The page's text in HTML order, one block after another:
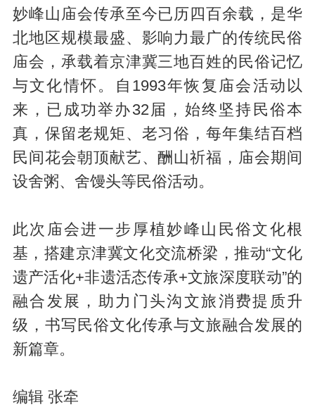
妙峰山庙会传承至今已历四百余载，是华
北地区规模最盛、影响力最广的传统民俗
庙会，承载着京津冀三地百姓的民俗记忆
与文化情怀。自1993年恢复庙会活动以
来，已成功举办32届，始终坚持民俗本
真，保留老规矩、老习俗，每年集结百档
民间花会朝顶献艺、酬山祈福，庙会期间
设舍粥、舍馒头等民俗活动。
此次庙会进一步厚植妙峰山民俗文化根
基，搭建京津冀文化交流桥梁，推动“文化
遗产活化+非遗活态传承+文旅深度联动”的
融合发展，助力门头沟文旅消费提质升
级，书写民俗文化传承与文旅融合发展的
新篇章。
编辑 张牵